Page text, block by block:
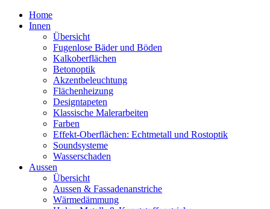
Home
Innen
Übersicht
Fugenlose Bäder und Böden
Kalkoberflächen
Betonoptik
Akzentbeleuchtung
Flächenheizung
Designtapeten
Klassische Malerarbeiten
Farben
Effekt-Oberflächen: Echtmetall und Rostoptik
Soundsysteme
Wasserschaden
Aussen
Übersicht
Aussen & Fassadenanstriche
Wärmedämmung